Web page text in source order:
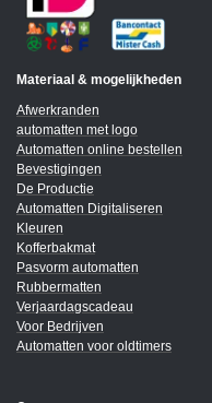
Materiaal & mogelijkheden
Afwerkranden
automatten met logo
Automatten online bestellen
Bevestigingen
De Productie
Automatten Digitaliseren
Kleuren
Kofferbakmat
Pasvorm automatten
Rubbermatten
Verjaardagscadeau
Voor Bedrijven
Automatten voor oldtimers